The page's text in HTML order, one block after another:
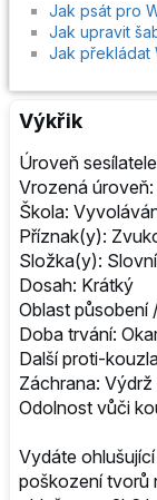
Jak psát pro
Jak upravit
Jak překládat
Výkřik
Úroveň
Vrozená úroveň:
Škola:
Příznak(y):
Složka(y): Slovní
Dosah: Krátký
Oblast působení
Doba trvání:
Další proti-
Záchrana:
Odolnost vůči
Vydáte
poškození tvorů